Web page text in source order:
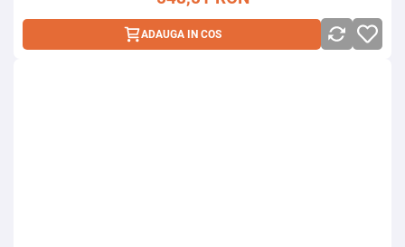
ADAUGA IN COS